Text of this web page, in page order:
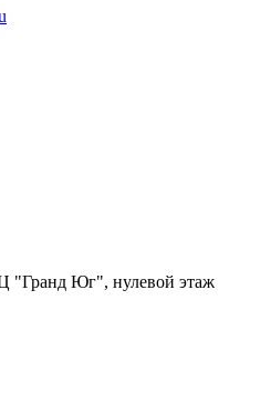
"Гранд Юг", нулевой этаж